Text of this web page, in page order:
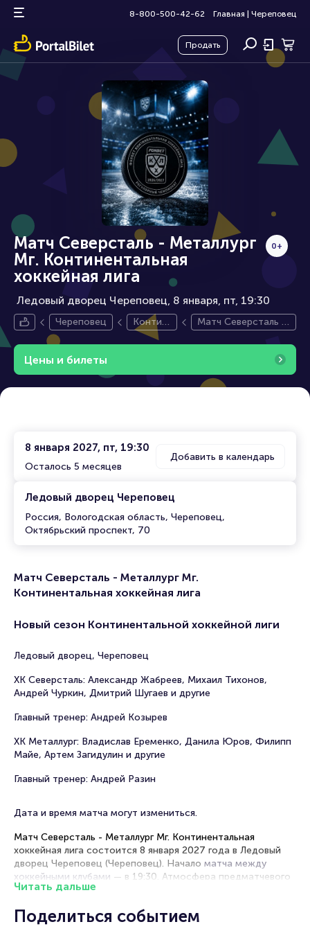
8-800-500-42-62 Главная Череповец
Продать
Матч Северсталь - Металлург
Мг. Континентальная
хоккейная лига
Ледовый дворец Череповец, 8 января
0+
пт, 19:30
Череповец
Контин
ентальн
ая Хокк
ига
Матч Северсталь -
инентальная хокке
Цены и билеты
8 января 2027, пт, 19:30
Осталось 5 месяцев
Добавить в календарь
Ледовый дворец Череповец
Россия, Вологодская область, Череповец,
Октябрьский проспект, 70
Матч Северсталь - Металлург Мг.
Континентальная хоккейная лига
Новый сезон Континентальной хоккейной лиги
Ледовый дворец, Череповец
ХК Северсталь: Александр Жабреев, Михаил Тихонов,
Андрей Чуркин, Дмитрий Шугаев и другие
Главный тренер: Андрей Козырев
ХК Металлург: Владислав Еременко, Данила Юров, Филипп
Майе, Артем Загидулин и другие
Главный тренер: Андрей Разин
Дата и время матча могут измениться.
Матч Северсталь - Металлург Мг. Континентальная
хоккейная лига состоится 8 января 2027 года в Ледовый
дворец Череповец (Череповец). Начало матча между
хоккейными клубами — в 19:30. Атмосфера предматчевого
напряжения вас точно захватит! Рекомендуем прибыть
ХК Металлург и ХК Северсталь сразятся
Читать дальше
Поделиться событием